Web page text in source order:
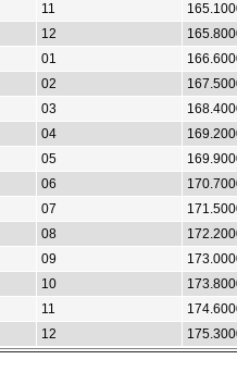
11
12
01
02
03
04
05
06
07
08
09
10
11
12